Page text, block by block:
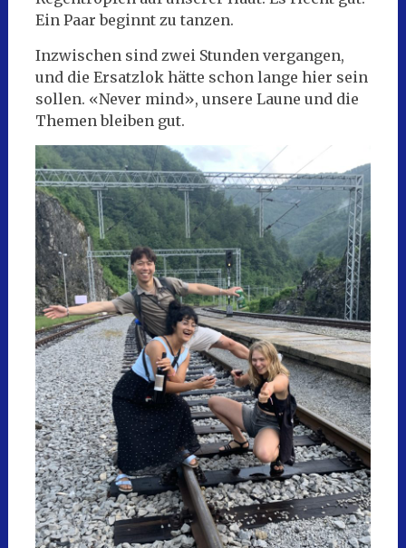
Ein Paar beginnt zu tanzen.
Inzwischen sind zwei Stunden vergangen,
und die Ersatzlok hätte schon lange hier sein
sollen. «Never mind», unsere Laune und die
Themen bleiben gut.